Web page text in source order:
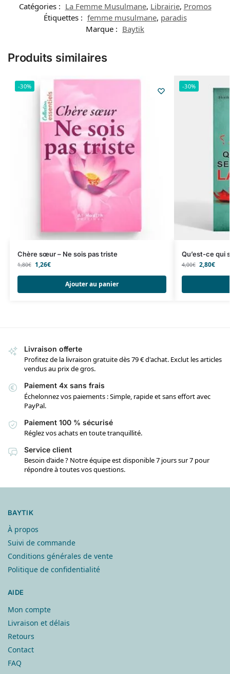
Catégories : La Femme Musulmane, Librairie, Promos
Étiquettes : femme musulmane, paradis
Marque : Baytik
Produits similaires
-30%
Chère sœur – Ne sois pas triste
1,80€ 1,26€
Ajouter au panier
-30%
Qu’est-ce qui
4,00€ 2,80€
Livraison offerte
Profitez de la livraison gratuite dès 79 € d'achat. Exclut les articles
vendus au prix de gros.
Paiement 4x sans frais
Échelonnez vos paiements : Simple, rapide et sans effort avec
PayPal.
Paiement 100 % sécurisé
Réglez vos achats en toute tranquillité.
Service client
Besoin d’aide ? Notre équipe est disponible 7 jours sur 7 pour
répondre à toutes vos questions.
BAYTIK
À propos
Suivi de commande
Conditions générales de vente
Politique de confidentialité
AIDE
Mon compte
Livraison et délais
Retours
Contact
FAQ